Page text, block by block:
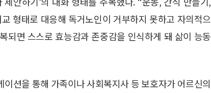
형태로 대응해 독거노인이 거부하지 못하고 자의적으
되면 스스로 효능감과 존중감을 인식하게 돼 삶이 능동
션을 통해 가족이나 사회복지사 등 보호자가 어르신의